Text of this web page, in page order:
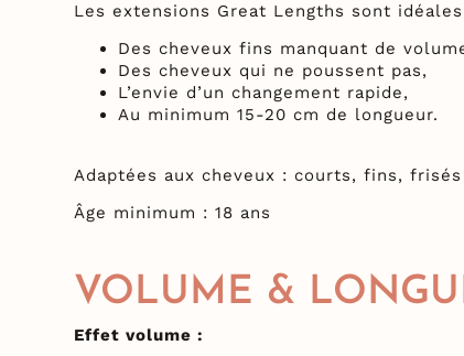
Les extensions Great Lengths sont
Des cheveux fins manquant de
Des cheveux qui ne poussent pas,
L’envie d’un changement rapide,
Au minimum 15-20 cm de longueur.
Adaptées aux cheveux : courts, fins, frisés
Âge minimum : 18 ans
VOLUME &
Effet volume :